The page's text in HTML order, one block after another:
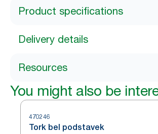
Product specifications
Delivery details
Resources
You might also be
470246
Tork bel podstavek